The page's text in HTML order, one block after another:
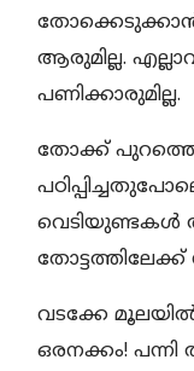
തോക്കെടുക്കാൻ
ആരുമില്ല.
പണിക്കാരുമില്ല.
തോക്ക്
വെടിയുണ്ടകൾ
തോട്ടത്തിലേക്ക്
വടക്കേ മൂലയിൽ
ഒരനക്കം! പന്നി